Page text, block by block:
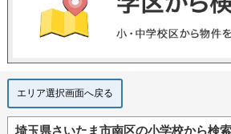
エリア選択画面へ戻る
埼玉県さいたま市南区の小学校から検索